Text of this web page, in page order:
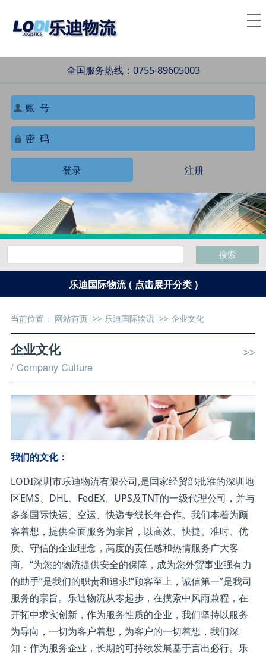
全国服务热线：0755-89605003
登录 注册
搜索
乐迪国际物流 ( 点击展开分类 )
当前位置： 网站首页>> 乐迪国际物流>> 企业文化
企业文化
/ Company Culture
>>
我们的文化：
LODI深圳市乐迪物流有限公司,是国家经贸部批准的深圳地
区EMS、DHL、FedEX、UPS及TNT的一级代理公司，并与
多条国际快运、空运、快递专线长年合作。我们本着为顾
客着想，提供全面服务为宗旨，以高效、快捷、准时、优
质、守信的企业理念，高度的责任感和热情服务广大客
商。“为您的物流提供安全的保障，成为您外贸事业强有力
的助手”是我们的职责和追求!“顾客至上，诚信第一”是我司
服务的宗旨。乐迪物流从零起步，在摸索中风雨兼程，在
开拓中求实创新，作为服务性质的企业，我们坚持以服务
为导向，一切为客户着想，为客户的一切着想，我们深
知：作为服务企业，长期的可持续发展基于言出必行。乐